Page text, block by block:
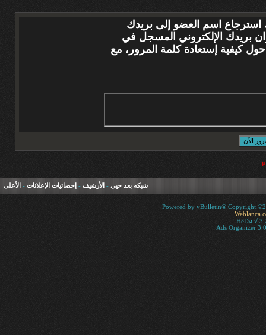
اسم العضو إلى بريدك
بريدك الإلكتروني المسجل في
كيفية إستعادة كلمة المرور، مع
شبكه بعد حيي - الأرشيف - إحصائيات الإعلانات - الأعلى
Powered by vBulletin® Copyright
HêĽм √
Ads Organizer